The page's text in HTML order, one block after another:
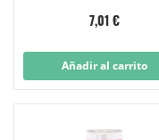
7,01 €
Añadir al carrito